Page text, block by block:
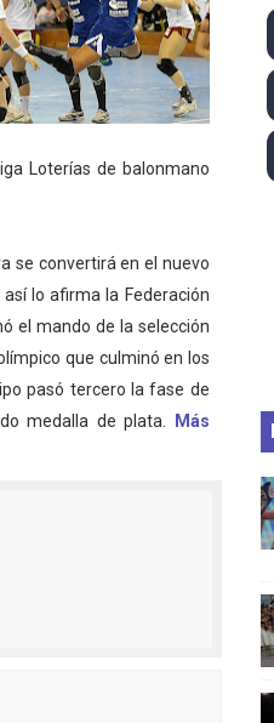
Unidos) - Miquel Travé
selecto grupo de los
su primera victoria del
dejando a España a las
de bronce para
Loterías de balonmano
se convertirá en el nuevo
lo afirma la Federación
el mando de la selección
que culminó en los
pasó tercero la fase de
medalla de plata.
Más